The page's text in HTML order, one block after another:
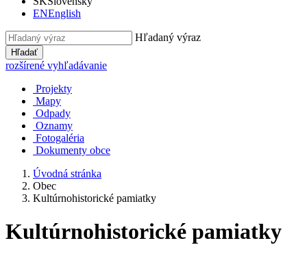
ENEnglish
Hľadaný výraz
Hľadať
rozšírené vyhľadávanie
Projekty
Mapy
Odpady
Oznamy
Fotogaléria
Dokumenty obce
Úvodná stránka
Obec
Kultúrnohistorické pamiatky
Kultúrnohistorické pamiatky